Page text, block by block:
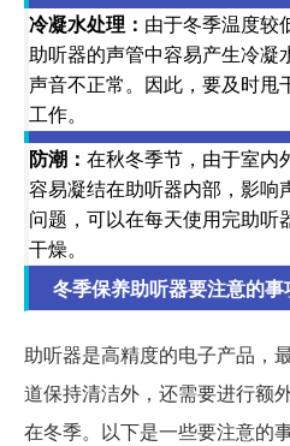
冷凝水处理： 由于冬季温度较
助听器的声管中容易产生冷凝
声音不正常。因此，要及时甩
工作。
防潮： 在秋冬季节，由于室内
容易凝结在助听器内部，影响
问题，可以在每天使用完助听
干燥。
冬季保养助听器要注意的事
助听器是高精度的电子产品，
道保持清洁外，还需要进行额
在冬季。以下是一些要注意的